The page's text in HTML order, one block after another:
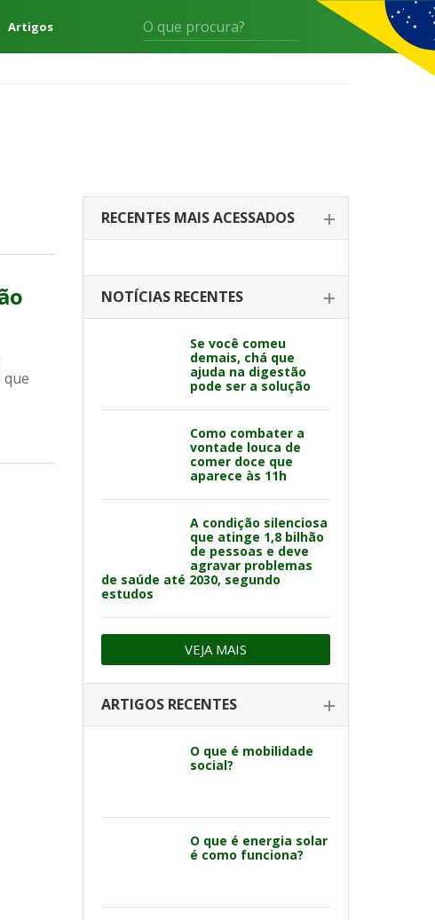
Artigos
que
RECENTES MAIS ACESSADOS
NOTÍCIAS RECENTES
Se você comeu
demais, chá que
ajuda na digestão
pode ser a solução
Como combater a
vontade louca de
comer doce que
aparece às 11h
A condição silenciosa
que atinge 1,8 bilhão
de pessoas e deve
agravar problemas
de saúde até 2030, segundo
estudos
VEJA MAIS
ARTIGOS RECENTES
O que é mobilidade
social?
O que é energia solar
é como funciona?